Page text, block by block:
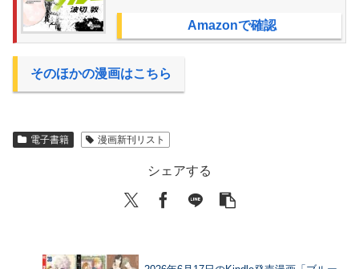
Amazonで確認
そのほかの漫画はこちら
電子書籍 漫画新刊リスト
シェアする